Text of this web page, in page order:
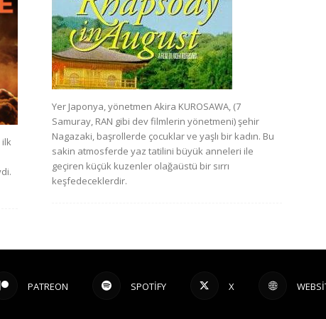
ilk
Yer Japonya, yönetmen Akira KUROSAWA, (7
Samuray, RAN gibi dev filmlerin yönetmeni) şehir
Nagazaki, başrollerde çocuklar ve yaşlı bir kadın. Bu
sakin atmosferde yaz tatilini büyük anneleri ile
geçiren küçük kuzenler olağaüstü bir sırrı
keşfedeceklerdir.
PATREON SPOTIFY X